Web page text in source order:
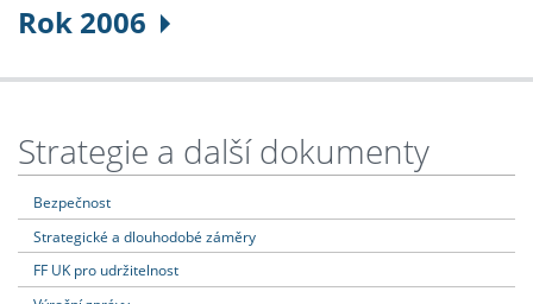
Rok 2006
Strategie a další dokumenty
Bezpečnost
Strategické a dlouhodobé záměry
FF UK pro udržitelnost